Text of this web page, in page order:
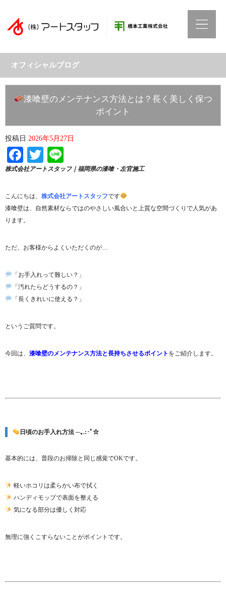
オフィシャルブログ
漆喰壁のメンテナンス方法とは？長く美しく保つ
ポイント
投稿日 2026年5月27日
Facebook
Twitter
株式会社アートスタッフ｜福岡県の漆喰・左官施工
こんにちは、 株式会社アートスタッフです
漆喰壁は、自然素材ならではのやさしい風合いと上質な空間づくりで人気があ
ります。
ただ、お客様からよくいただくのが…
「お手入れって難しい？」
「汚れたらどうするの？」
「長くきれいに使える？」
というご質問です。
今回は、 漆喰壁のメンテナンス方法と長持ちさせるポイント をご紹介します。
日頃のお手入れ方法 ─｡.:･ﾟ☆
基本的には、普段のお掃除と同じ感覚でOKです。
軽いホコリは柔らかい布で拭く
ハンディモップで表面を整える
気になる部分は優しく対応
無理に強くこすらないことがポイントです。